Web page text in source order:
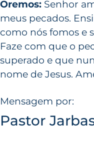
Oremos: Senhor
meus pecados.
como nós fomos e
Faze com que o
superado e que
nome de Jesus.
Mensagem por:
Pastor